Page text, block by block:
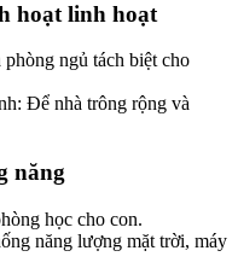
hoạt linh hoạt​
ngủ tách biệt cho
Để nhà trông rộng và
năng​
học cho con.
năng lượng mặt trời, máy